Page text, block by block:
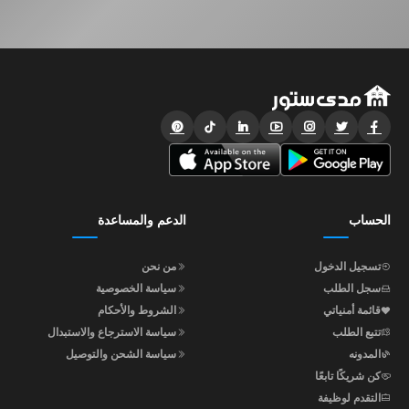
الحساب
تسجيل الدخول
سجل الطلب
قائمة أمنياتي
تتبع الطلب
المدونه
كن شريكًا تابعًا
التقدم لوظيفة
الدعم والمساعدة
من نحن
سياسة الخصوصية
الشروط والأحكام
سياسة الاسترجاع والاستبدال
سياسة الشحن والتوصيل